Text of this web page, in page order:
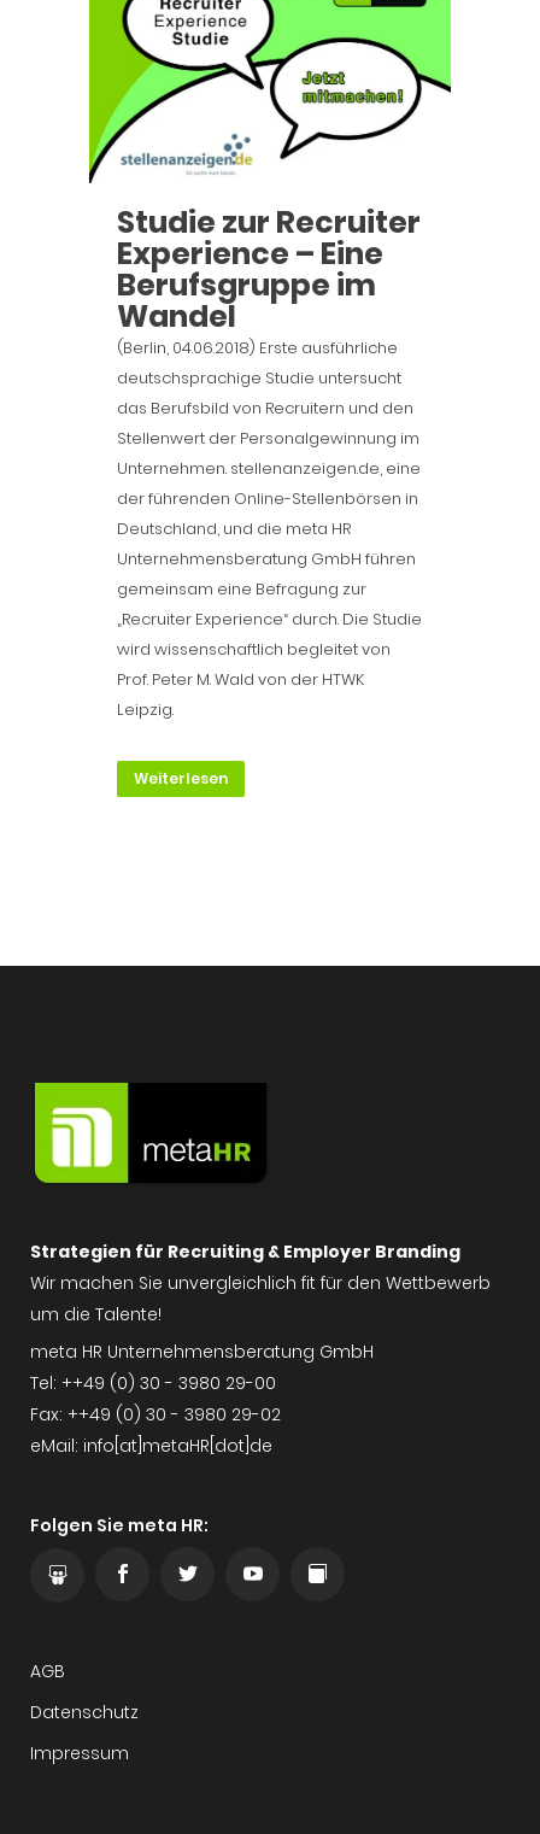
Studie zur Recruiter
Experience – Eine
Berufsgruppe im
Wandel
(Berlin, 04.06.2018) Erste ausführliche
deutschsprachige Studie untersucht
das Berufsbild von Recruitern und den
Stellenwert der Personalgewinnung im
Unternehmen. stellenanzeigen.de, eine
der führenden Online-Stellenbörsen in
Deutschland, und die meta HR
Unternehmensberatung GmbH führen
gemeinsam eine Befragung zur
„Recruiter Experience“ durch. Die Studie
wird wissenschaftlich begleitet von
Prof. Peter M. Wald von der HTWK
Leipzig.
Weiterlesen
Strategien für Recruiting & Employer Branding
Wir machen Sie unvergleichlich fit für den Wettbewerb
um die Talente!
meta HR Unternehmensberatung GmbH
Tel: ++49 (0) 30 - 3980 29-00
Fax: ++49 (0) 30 - 3980 29-02
eMail: info[at]metaHR[dot]de
Folgen Sie meta HR:
AGB
Datenschutz
Impressum